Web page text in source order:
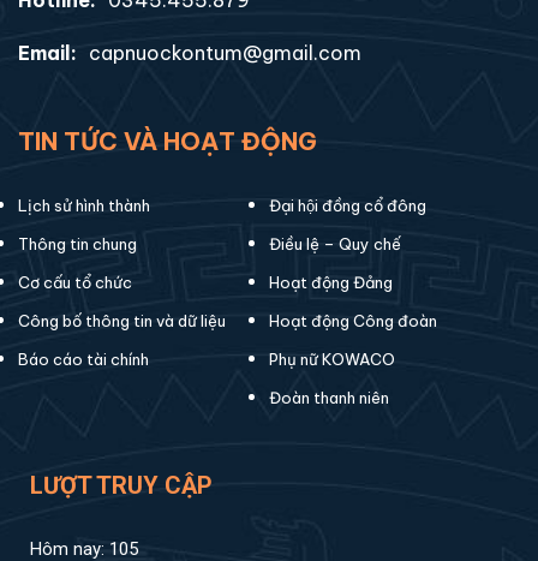
Email: capnuockontum@gmail.com
TIN TỨC VÀ HOẠT ĐỘNG
Lịch sử hình thành
Thông tin chung
Cơ cấu tổ chức
Công bố thông tin và dữ liệu
Báo cáo tài chính
Đại hội đồng cổ đông
Điều lệ – Quy chế
Hoạt động Đảng
Hoạt động Công đoàn
Phụ nữ KOWACO
Đoàn thanh niên
LƯỢT TRUY CẬP
Hôm nay: 105